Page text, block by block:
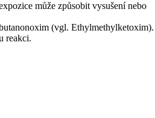
může způsobit vysušení nebo
(vgl. Ethylmethylketoxim).
reakci.